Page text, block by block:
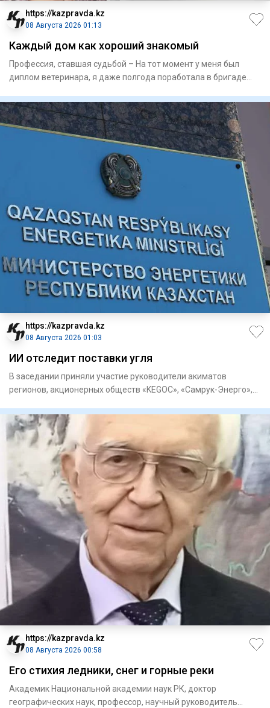
https://kazpravda.kz
08 Августа 2026 01:13
Каждый дом как хороший знакомый
Профессия, ставшая судьбой – На тот момент у меня был
диплом­ ветеринара, я даже полгода поработала в бригаде
https://kazpravda.kz
08 Августа 2026 01:03
ИИ отследит поставки угля
В заседании приняли участие руководители акиматов
регионов, акционерных обществ «KEGOC», «Самрук-Энерго»,
https://kazpravda.kz
08 Августа 2026 00:58
Его стихия ледники, снег и горные реки
Академик Национальной академии наук РК, доктор
географических наук, профессор, научный руководитель